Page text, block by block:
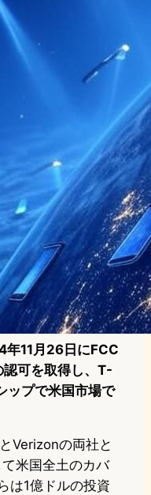
11月26日にFCC
可を取得し、T-
ップで米国市場で
Verizonの両社と
米国全土のカバ
は1億ドルの投資